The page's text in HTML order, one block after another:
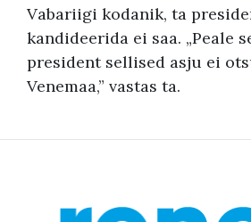
Vabariigi kodanik, ta
kandideerida ei saa. „Peale
president sellised asju ei
Venemaa,” vastas ta.